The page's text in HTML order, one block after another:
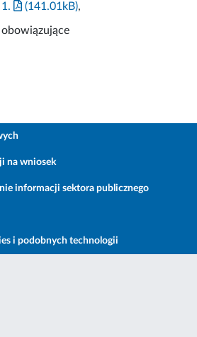
1. (141.01kB),
obowiązujące
na wniosek
informacji sektora publicznego
i podobnych technologii